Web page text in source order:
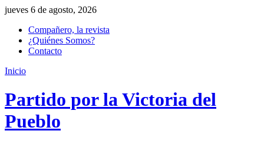
jueves 6 de agosto, 2026
Compañero, la revista
¿Quiénes Somos?
Contacto
Inicio
Partido por la Victoria del
Pueblo